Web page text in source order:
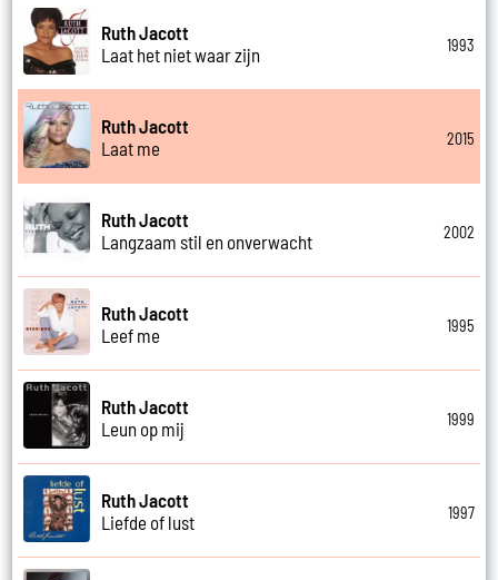
Ruth Jacott
Laat het niet waar zijn
1993
Ruth Jacott
Laat me
2015
Ruth Jacott
Langzaam stil en onverwacht
2002
Ruth Jacott
Leef me
1995
Ruth Jacott
Leun op mij
1999
Ruth Jacott
Liefde of lust
1997